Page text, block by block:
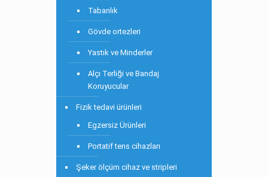
Tabanlık
Gövde ortezleri
Yastık ve Minderler
Alçı Terliği ve Bandaj
Koruyucular
Fizik tedavi ürünleri
Egzersiz Ürünleri
Portatif tens cihazları
Şeker ölçüm cihaz ve stripleri